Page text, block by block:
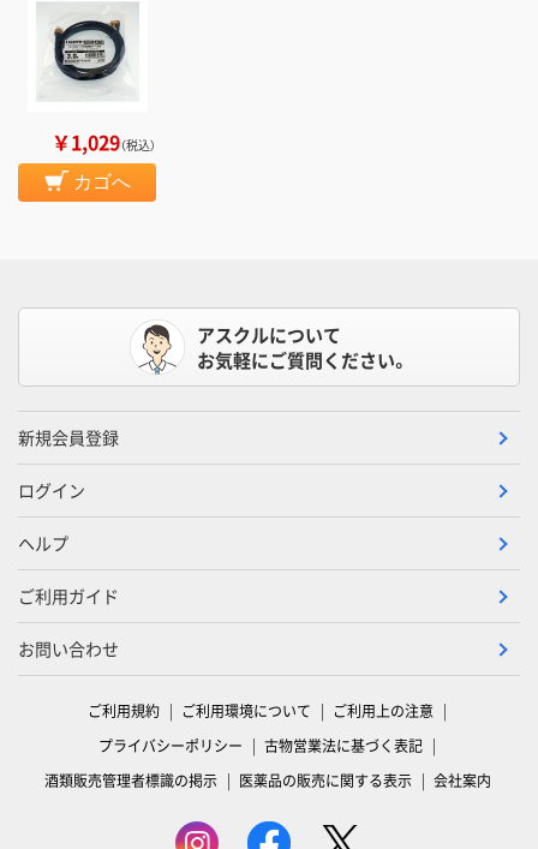
￥1,029（税込）
カゴへ
アスクルについて
お気軽にご質問ください。
新規会員登録
ログイン
ヘルプ
ご利用ガイド
お問い合わせ
ご利用規約 ご利用環境について
ご利用上の注意
プライバシーポリシー
古物営業法に基づく表記
酒類販売管理者標識の掲示
医薬品の販売に関する表示 会社案内